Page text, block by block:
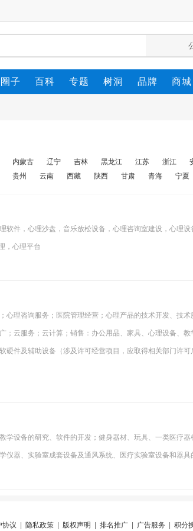
圈子 百科 专题 树洞 品牌 商城
内蒙古 辽宁 吉林 黑龙江 江苏 浙江
贵州 云南 西藏 陕西 甘肃 青海 宁夏
软件，心理沙盘，音乐放松设备，心理咨询室建设，心理设
，心理平台
心理咨询服务；医院管理经营；心理产品的技术开发、技术
；云服务；云计算；销售：办公用品、家具、心理设备、教
硬件及辅助设备（涉及许可经营项目，应取得相关部门许
学设备的研究、软件的开发；健身器材、玩具、一类医疗器
器、实验室成套设备及通风系统、医疗实验室设备和器具
协议 隐私政策 版权声明 排名推广 广告服务 积分